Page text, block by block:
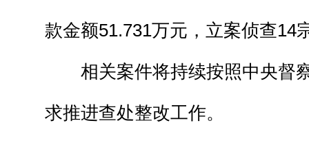
款金额51.731万元，立案侦查14
相关案件将持续按照中央督
求推进查处整改工作。